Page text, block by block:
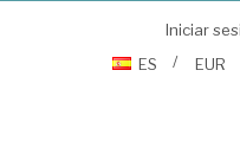
Iniciar
ES
EUR